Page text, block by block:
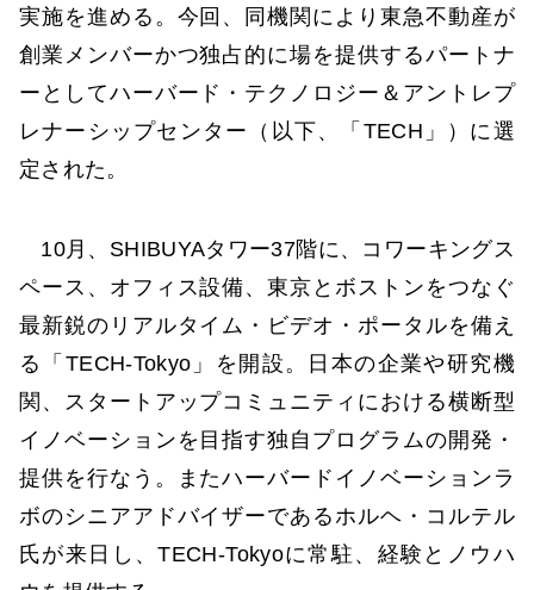
実施を進める。今回、同機関により東急不動産が
創業メンバーかつ独占的に場を提供するパートナ
ーとしてハーバード・テクノロジー＆アントレプ
レナーシップセンター（以下、「TECH」）に選
定された。
10月、SHIBUYAタワー37階に、コワーキングス
ペース、オフィス設備、東京とボストンをつなぐ
最新鋭のリアルタイム・ビデオ・ポータルを備え
る「TECH-Tokyo」を開設。日本の企業や研究機
関、スタートアップコミュニティにおける横断型
イノベーションを目指す独自プログラムの開発・
提供を行なう。またハーバードイノベーションラ
ボのシニアアドバイザーであるホルヘ・コルテル
氏が来日し、TECH-Tokyoに常駐、経験とノウハ